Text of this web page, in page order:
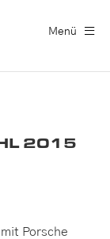
Menü
2015
Porsche